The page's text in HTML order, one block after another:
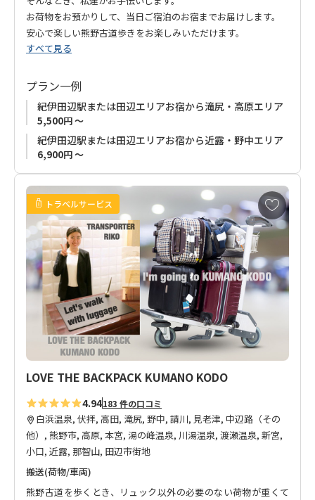
お荷物をお預かりして、当日ご宿泊のお宿までお届けします。
安心で楽しい熊野古道歩きをお楽しみいただけます。
すべて見る
プラン一例
紀伊田辺駅または田辺エリアお宿から滝尻・高原エリア
5,500円 ～
紀伊田辺駅または田辺エリアお宿から近露・野中エリア
6,900円 ～
トラベルサービス
お
気
に
入
り
に
追
LOVE THE BACKPACK KUMANO KODO
4.94183 件の口コミ
白浜温泉, 伏拝, 高田, 滝尻, 野中, 請川, 見老津, 中辺路（その
他）, 熊野市, 高原, 本宮, 湯の峰温泉, 川湯温泉, 渡瀬温泉, 新宮,
小口, 近露, 那智山, 田辺市街地
搬送(荷物/車両)
熊野古道を歩くとき、リュック以外の必要のない荷物が重くて